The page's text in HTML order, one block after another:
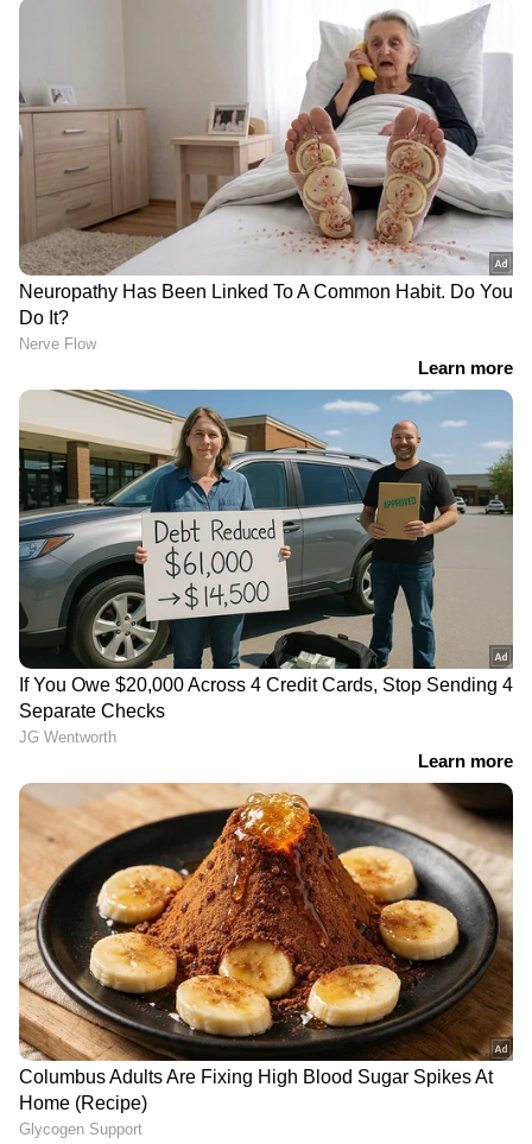
മുഖ്യമന്ത്രി ആയി ആര് വേണമെങ്കിലും വരട്ടെ.
അത് പാർട്ടി തീരുമാനിക്കും. പരിധി വിട്ടാൽ
എല്ലാ പരിധിയും വിടും. ഓർമ്മ പുസ്തകത്തിന്റെ
താളുകൾ തുറപ്പിക്കരുത്. ഗിവ് റെസ്പക്ട് ആന്‍റ്
ടേക്ക് റെസ്പക്ട്